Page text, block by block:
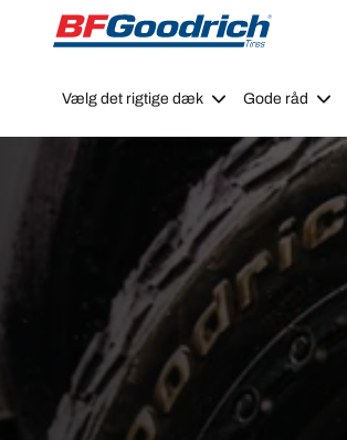
Go to page content
Go to page navigation
Vælg det rigtige dæk Gode råd